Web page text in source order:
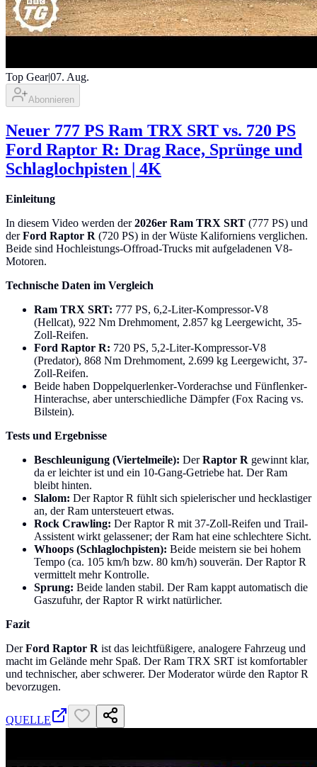
Top Gear|07. Aug.
Abonnieren
Neuer 777 PS Ram TRX SRT vs. 720 PS
Ford Raptor R: Drag Race, Sprünge und
Schlaglochpisten | 4K
Einleitung
In diesem Video werden der2026er Ram TRX SRT (777 PS) und
derFord Raptor R (720 PS) in der Wüste Kaliforniens verglichen.
Beide sind Hochleistungs-Offroad-Trucks mit aufgeladenen V8-
Motoren.
Technische Daten im Vergleich
Ram TRX SRT: 777 PS, 6,2-Liter-Kompressor-V8
(Hellcat), 922 Nm Drehmoment, 2.857 kg Leergewicht, 35-
Zoll-Reifen.
Ford Raptor R: 720 PS, 5,2-Liter-Kompressor-V8
(Predator), 868 Nm Drehmoment, 2.699 kg Leergewicht, 37-
Zoll-Reifen.
Beide haben Doppelquerlenker-Vorderachse und Fünflenker-
Hinterachse, aber unterschiedliche Dämpfer (Fox Racing vs.
Bilstein).
Tests und Ergebnisse
Beschleunigung (Viertelmeile): DerRaptor R gewinnt klar,
da er leichter ist und ein 10-Gang-Getriebe hat. Der Ram
bleibt hinten.
Slalom: Der Raptor R fühlt sich spielerischer und hecklastiger
an, der Ram untersteuert etwas.
Rock Crawling: Der Raptor R mit 37-Zoll-Reifen und Trail-
Assistent wirkt gelassener; der Ram hat eine schlechtere Sicht.
Whoops (Schlaglochpisten): Beide meistern sie bei hohem
Tempo (ca. 105 km/h bzw. 80 km/h) souverän. Der Raptor R
vermittelt mehr Kontrolle.
Sprung: Beide landen stabil. Der Ram kappt automatisch die
Gaszufuhr, der Raptor R wirkt natürlicher.
Fazit
DerFord Raptor R ist das leichtfüßigere, analogere Fahrzeug und
macht im Gelände mehr Spaß. Der Ram TRX SRT ist komfortabler
und technischer, aber schwerer. Der Moderator würde den Raptor R
bevorzugen.
QUELLE